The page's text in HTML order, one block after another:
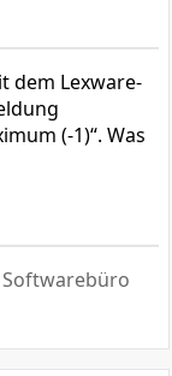
dem Lexware-
(-1)“. Was